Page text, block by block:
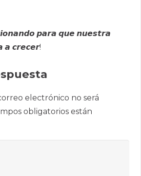
𝙥𝙖𝙧𝙖 𝙦𝙪𝙚 𝙣𝙪𝙚𝙨𝙩𝙧𝙖
𝙖 𝙘𝙧𝙚𝙘𝙚𝙧!
electrónico no será
obligatorios están